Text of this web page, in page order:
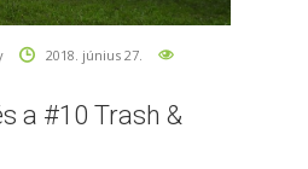
2018. június 27.
a #10 Trash &